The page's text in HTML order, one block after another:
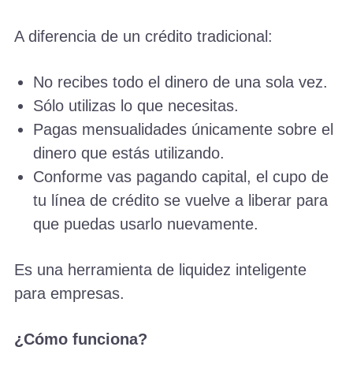
A diferencia de un crédito tradicional:
No recibes todo el dinero de una sola vez.
Sólo utilizas lo que necesitas.
Pagas mensualidades únicamente sobre el
dinero que estás utilizando.
Conforme vas pagando capital, el cupo de
tu línea de crédito se vuelve a liberar para
que puedas usarlo nuevamente.
Es una herramienta de liquidez inteligente
para empresas.
¿Cómo funciona?